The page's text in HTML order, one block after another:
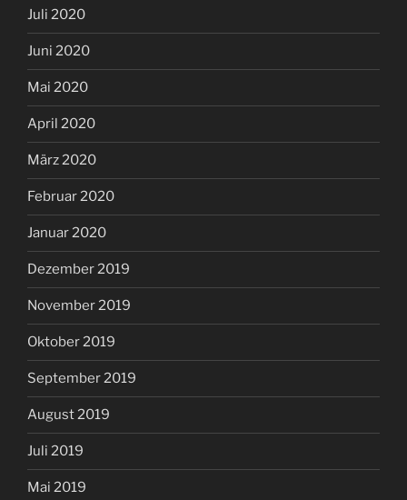
Juli 2020
Juni 2020
Mai 2020
April 2020
März 2020
Februar 2020
Januar 2020
Dezember 2019
November 2019
Oktober 2019
September 2019
August 2019
Juli 2019
Mai 2019